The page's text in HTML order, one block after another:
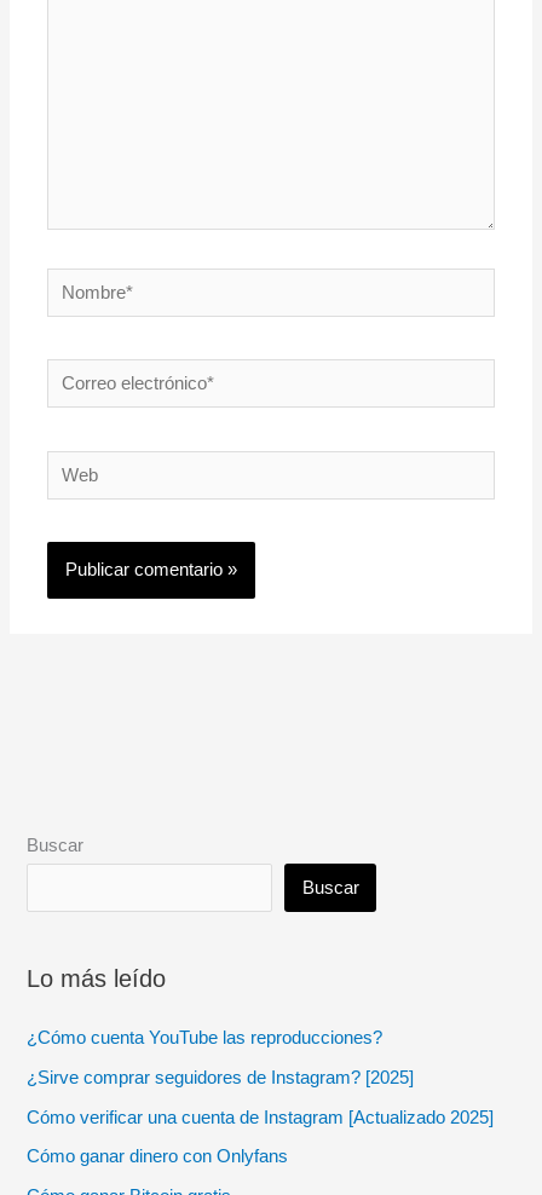
Nombre*
Correo
electrónico*
Web
Buscar
Buscar
Lo más leído
¿Cómo cuenta YouTube las reproducciones?
¿Sirve comprar seguidores de Instagram? [2025]
Cómo verificar una cuenta de Instagram [Actualizado 2025]
Cómo ganar dinero con Onlyfans